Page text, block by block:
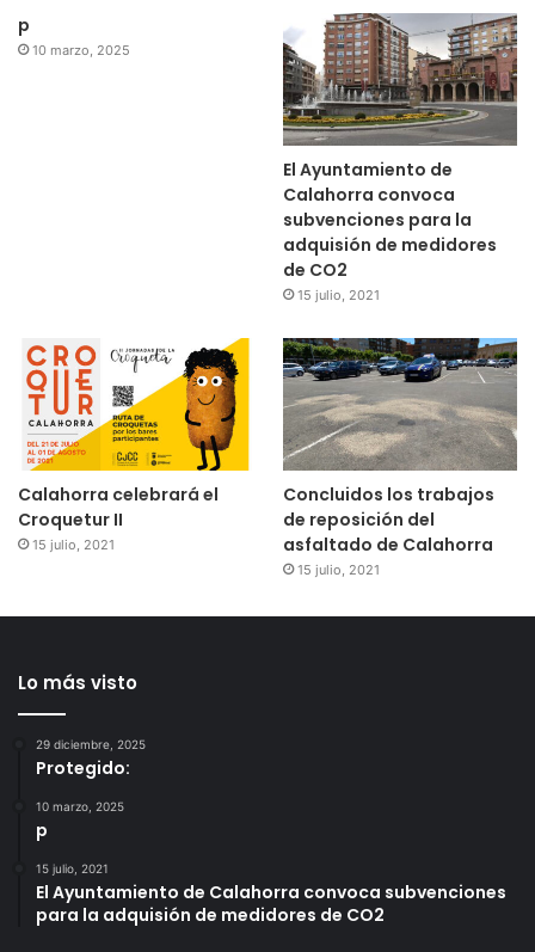
p
10 marzo, 2025
El Ayuntamiento de
Calahorra convoca
subvenciones para la
adquisión de medidores
de CO2
15 julio, 2021
Calahorra celebrará el
Croquetur II
15 julio, 2021
Concluidos los trabajos
de reposición del
asfaltado de Calahorra
15 julio, 2021
Lo más visto
29 diciembre, 2025
Protegido:
10 marzo, 2025
p
15 julio, 2021
El Ayuntamiento de Calahorra convoca subvenciones
para la adquisión de medidores de CO2